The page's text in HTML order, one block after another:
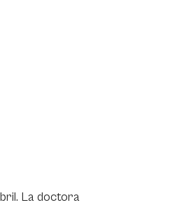
La doctora